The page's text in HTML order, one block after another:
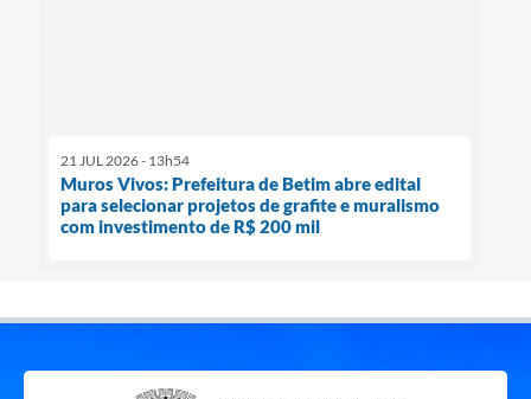
21 JUL 2026 - 13h54
Muros Vivos: Prefeitura de Betim abre edital
para selecionar projetos de grafite e muralismo
com investimento de R$ 200 mil